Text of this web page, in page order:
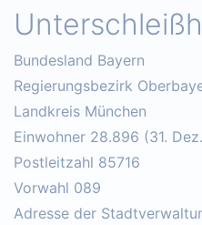
Bundesland Bayern
Regierungsbezirk
Landkreis München
Einwohner 28.896 (31.
Postleitzahl 85716
Vorwahl 089
Adresse der